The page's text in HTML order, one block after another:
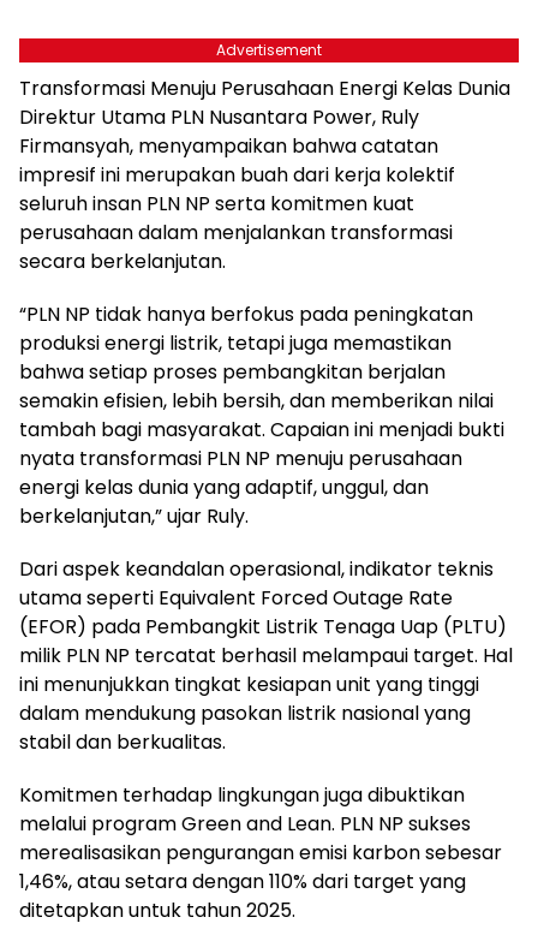
Advertisement
Transformasi Menuju Perusahaan Energi Kelas Dunia
Direktur Utama PLN Nusantara Power, Ruly
Firmansyah, menyampaikan bahwa catatan
impresif ini merupakan buah dari kerja kolektif
seluruh insan PLN NP serta komitmen kuat
perusahaan dalam menjalankan transformasi
secara berkelanjutan.
“PLN NP tidak hanya berfokus pada peningkatan
produksi energi listrik, tetapi juga memastikan
bahwa setiap proses pembangkitan berjalan
semakin efisien, lebih bersih, dan memberikan nilai
tambah bagi masyarakat. Capaian ini menjadi bukti
nyata transformasi PLN NP menuju perusahaan
energi kelas dunia yang adaptif, unggul, dan
berkelanjutan,” ujar Ruly.
Dari aspek keandalan operasional, indikator teknis
utama seperti Equivalent Forced Outage Rate
(EFOR) pada Pembangkit Listrik Tenaga Uap (PLTU)
milik PLN NP tercatat berhasil melampaui target. Hal
ini menunjukkan tingkat kesiapan unit yang tinggi
dalam mendukung pasokan listrik nasional yang
stabil dan berkualitas.
Komitmen terhadap lingkungan juga dibuktikan
melalui program Green and Lean. PLN NP sukses
merealisasikan pengurangan emisi karbon sebesar
1,46%, atau setara dengan 110% dari target yang
ditetapkan untuk tahun 2025.